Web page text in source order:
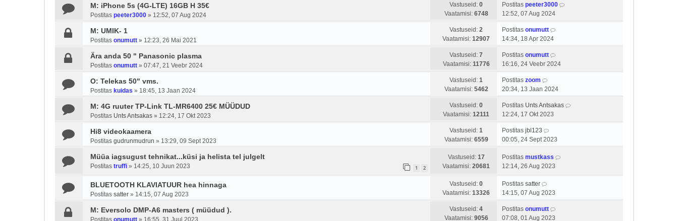
M: iPhone 5s (4G-LTE) 16GB H 35€
Postitas peeter3000 » 12:52, 07 Aug 2024
Vastuseid: 0
Vaatamisi: 6748
Postitas peeter3000
12:52, 07 Aug 2024
M: UMIK- 1
Postitas onumutt » 12:23, 26 Mai 2021
Vastuseid: 2
Vaatamisi: 12907
Postitas onumutt
14:34, 18 Apr 2024
Ära anda 50 " Panasonic plasma
Postitas onumutt » 07:47, 21 Veebr 2024
Vastuseid: 7
Vaatamisi: 11776
Postitas onumutt
16:16, 24 Veebr 2024
O: Telekas 50" vms.
Postitas kuidas » 18:45, 13 Jaan 2024
Vastuseid: 1
Vaatamisi: 5462
Postitas zoom
20:34, 13 Jaan 2024
M: 4G ruuter TP-Link TL-MR6400 25€ MÜÜDUD
Postitas Unts Antsakas » 12:24, 17 Okt 2023
Vastuseid: 0
Vaatamisi: 12111
Postitas Unts Antsakas
12:24, 17 Okt 2023
Hi8 videokaamera
Postitas gudrunmudrun » 13:29, 09 Sept 2023
Vastuseid: 1
Vaatamisi: 6559
Postitas jbl123
00:05, 24 Sept 2023
Müüa iagsugust tehnikat...küsi ja helista tel julgelt
Postitas truffi » 14:25, 10 Juun 2023 1 2
Vastuseid: 17
Vaatamisi: 20681
Postitas mustkass
12:14, 26 Aug 2023
BLUETOOTH KLAVIATUUR hea hinnaga
Postitas satter » 14:15, 07 Aug 2023
Vastuseid: 0
Vaatamisi: 13326
Postitas satter
14:15, 07 Aug 2023
M: Eversolo DMP-A6 masters ( müüdud ).
Postitas onumutt » 16:55, 31 Juul 2023
Vastuseid: 4
Vaatamisi: 9056
Postitas onumutt
07:08, 01 Aug 2023